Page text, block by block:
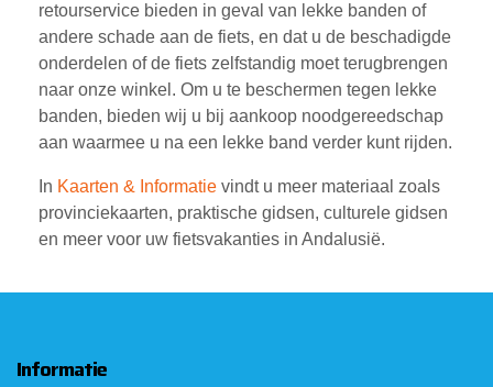
retourservice bieden in geval van lekke banden of
andere schade aan de fiets, en dat u de beschadigde
onderdelen of de fiets zelfstandig moet terugbrengen
naar onze winkel. Om u te beschermen tegen lekke
banden, bieden wij u bij aankoop noodgereedschap
aan waarmee u na een lekke band verder kunt rijden.
In Kaarten & Informatie vindt u meer materiaal zoals
provinciekaarten, praktische gidsen, culturele gidsen
en meer voor uw fietsvakanties in Andalusië.
Informatie